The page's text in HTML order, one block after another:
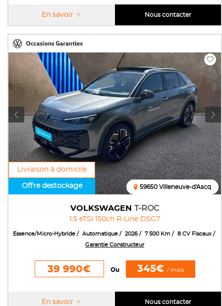
En savoir Nous contacter
Livraison à domicile
Offre destockage
VOLKSWAGEN T-ROC
1.5 eTSI 150ch R-Line DSG7
59650 Villeneuve-d'Ascq
Essence/Micro-Hybride Automatique 2026 7 500 Km
8 CV Fiscaux
Garantie Constructeur
39 990€ Ou 345€ / mois
En savoir Nous contacter